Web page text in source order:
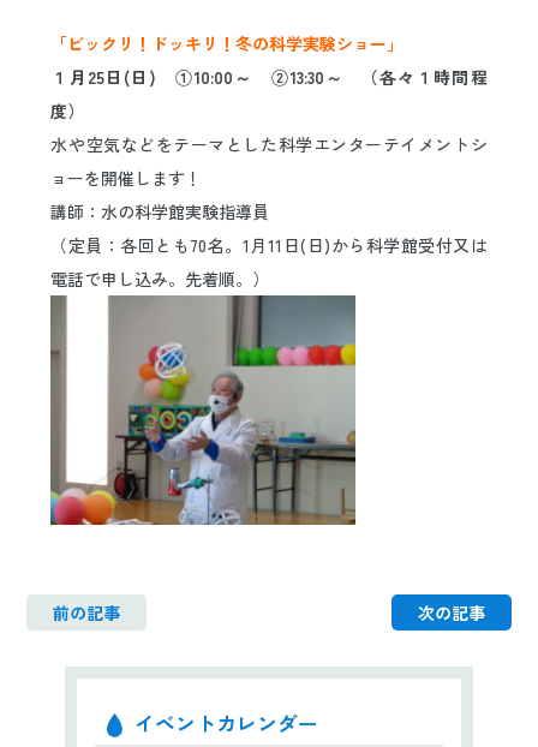
「ビックリ！ドッキリ！冬の科学実験ショー」
１月25日(日) ①10:00～ ②13:30～ （各々１時間程
度）
水や空気などをテーマとした科学エンターテイメントシ
ョーを開催します！
講師：水の科学館実験指導員
（定員：各回とも70名。1月11日(日)から科学館受付又は
電話で申し込み。先着順。）
前の記事 次の記事
イベントカレンダー